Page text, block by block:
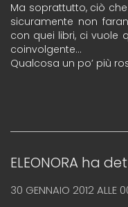
Ma soprattutto, ciò
sicuramente non
con quei libri, ci vuole
coinvolgente…
Qualcosa un po’ più
ELEONORA ha
30 GENNAIO 2012 ALLE